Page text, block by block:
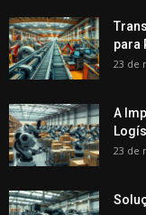
para
23 de
A
23 de